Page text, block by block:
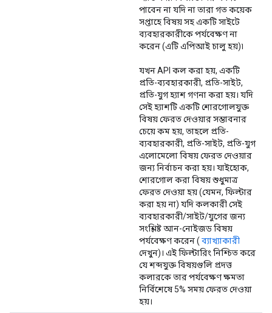
পাবেন না যদি না তারা গত কয়েক
সপ্তাহে বিষয় সহ একটি সাইটে
ব্যবহারকারীকে পর্যবেক্ষণ না
করেন (এটি এপিআই চালু হয়)৷
যখন API কল করা হয়, একটি
প্রতি-ব্যবহারকারী, প্রতি-সাইট,
প্রতি-যুগ হ্যাশ গণনা করা হয়। যদি
সেই হ্যাশটি একটি শোরগোলযুক্ত
বিষয় ফেরত দেওয়ার সম্ভাবনার
চেয়ে কম হয়, তাহলে প্রতি-
ব্যবহারকারী, প্রতি-সাইট, প্রতি-যুগ
এলোমেলো বিষয় ফেরত দেওয়ার
জন্য নির্বাচন করা হয়। যাইহোক,
শোরগোল করা বিষয় শুধুমাত্র
ফেরত দেওয়া হয় (যেমন, ফিল্টার
করা হয় না) যদি কলকারী সেই
ব্যবহারকারী/সাইট/যুগের জন্য
সংশ্লিষ্ট আন-নোইজড বিষয়
পর্যবেক্ষণ করেন (ব্যাখ্যাকারী
দেখুন)। এই ফিল্টারিং নিশ্চিত করে
যে শব্দযুক্ত বিষয়গুলি প্রদত্ত
কলারকে তার পর্যবেক্ষণ ক্ষমতা
নির্বিশেষে 5% সময় ফেরত দেওয়া
হয়।